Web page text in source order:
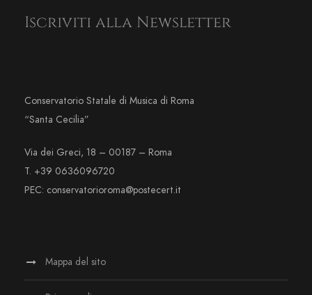
Iscriviti alla Newsletter
Conservatorio Statale di Musica di Roma
“Santa Cecilia”
Via dei Greci, 18 – 00187 – Roma
T. +39 0636096720
PEC: conservatorioroma@postecert.it
Mappa del sito